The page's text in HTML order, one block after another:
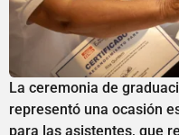
La ceremonia de
representó una ocasión
para las asistentes, que